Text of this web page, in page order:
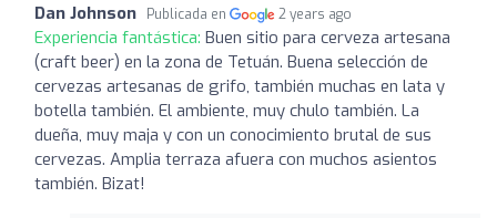
Dan Johnson Publicada en 2 years ago
Experiencia fantástica: Buen sitio para cerveza artesana
(craft beer) en la zona de Tetuán. Buena selección de
cervezas artesanas de grifo, también muchas en lata y
botella también. El ambiente, muy chulo también. La
dueña, muy maja y con un conocimiento brutal de sus
cervezas. Amplia terraza afuera con muchos asientos
también. Bizat!